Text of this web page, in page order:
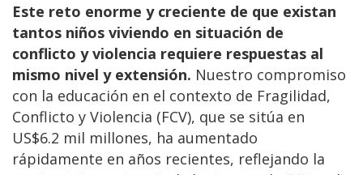
Este reto enorme y creciente de que existan
tantos niños viviendo en situación de
conflicto y violencia requiere respuestas al
mismo nivel y extensión. Nuestro compromiso
con la educación en el contexto de Fragilidad,
Conflicto y Violencia (FCV), que se sitúa en
US$6.2 mil millones, ha aumentado
rápidamente en años recientes, reflejando la